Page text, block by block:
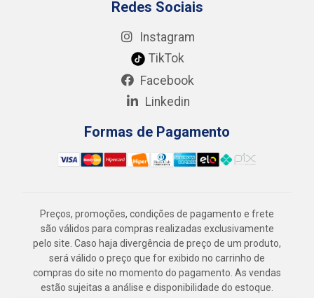
Redes Sociais
Instagram
TikTok
Facebook
Linkedin
Formas de Pagamento
Preços, promoções, condições de pagamento e frete
são válidos para compras realizadas exclusivamente
pelo site. Caso haja divergência de preço de um produto,
será válido o preço que for exibido no carrinho de
compras do site no momento do pagamento. As vendas
estão sujeitas a análise e disponibilidade do estoque.